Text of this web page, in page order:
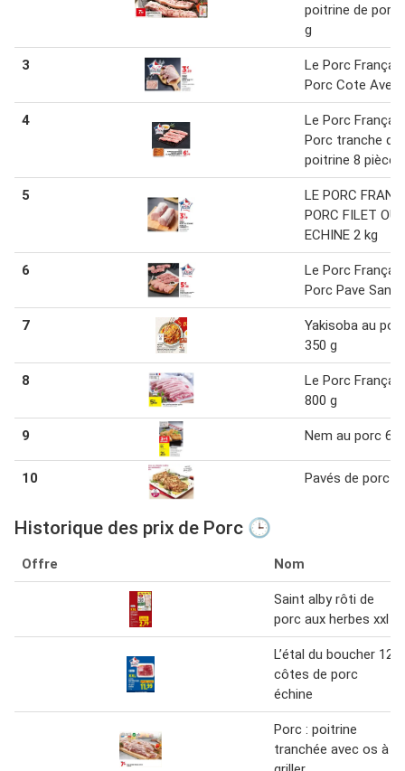
poitrine de porc
g
3
Le Porc Français
Porc Cote Avec
4
Le Porc Français
Porc tranche de
poitrine 8 pièces
5
LE PORC
PORC FILET OU
ECHINE 2 kg
6
Le Porc Français
Porc Pave Sans
7
Yakisoba au
350 g
8
Le Porc Français
800 g
9 Nem au porc 65
10 Pavés de porc
Historique des prix de Porc 🕒
Offre Nom
Saint alby rôti de
porc aux herbes xxl
L’étal du boucher 12
côtes de porc
échine
Porc : poitrine
tranchée avec os à